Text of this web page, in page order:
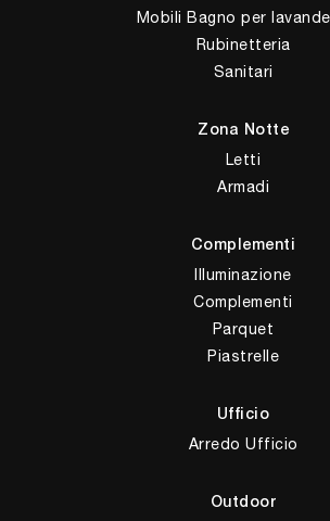
Mobili Bagno per
Rubinetteria
Sanitari
Zona Notte
Letti
Armadi
Complementi
Illuminazione
Complementi
Parquet
Piastrelle
Ufficio
Arredo Ufficio
Outdoor